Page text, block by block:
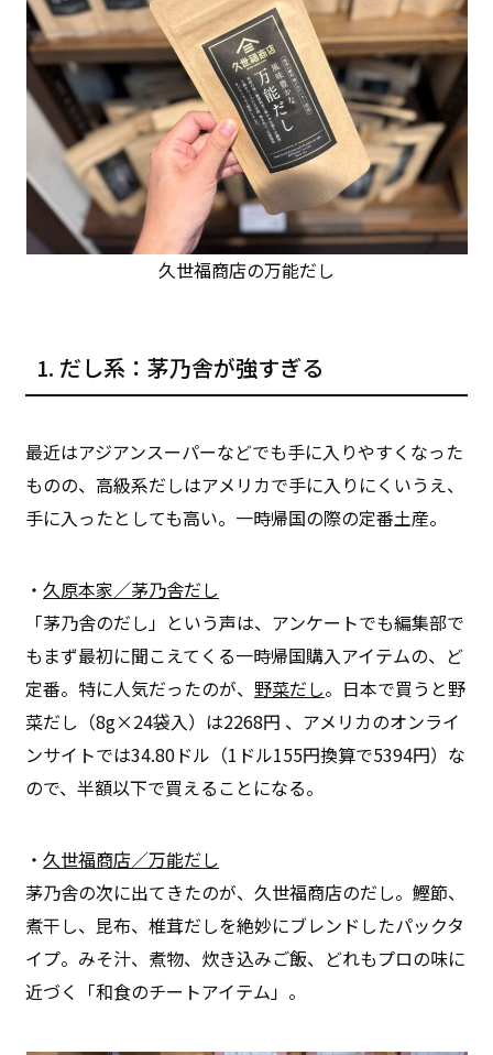
久世福商店の万能だし
1. だし系：茅乃舎が強すぎる
最近はアジアンスーパーなどでも手に入りやすくなった
ものの、高級系だしはアメリカで手に入りにくいうえ、
手に入ったとしても高い。一時帰国の際の定番土産。
・久原本家／茅乃舎だし
「茅乃舎のだし」という声は、アンケートでも編集部で
もまず最初に聞こえてくる一時帰国購入アイテムの、ど
定番。特に人気だったのが、 野菜だし。日本で買うと野
菜だし（8g×24袋入）は2268円 、アメリカのオンライ
ンサイトでは34.80ドル（1ドル155円換算で5394円）な
ので、半額以下で買えることになる。
・久世福商店／万能だし
茅乃舎の次に出てきたのが、久世福商店のだし。鰹節、
煮干し、昆布、椎茸だしを絶妙にブレンドしたパックタ
イプ。みそ汁、煮物、炊き込みご飯、どれもプロの味に
近づく「和食のチートアイテム」。